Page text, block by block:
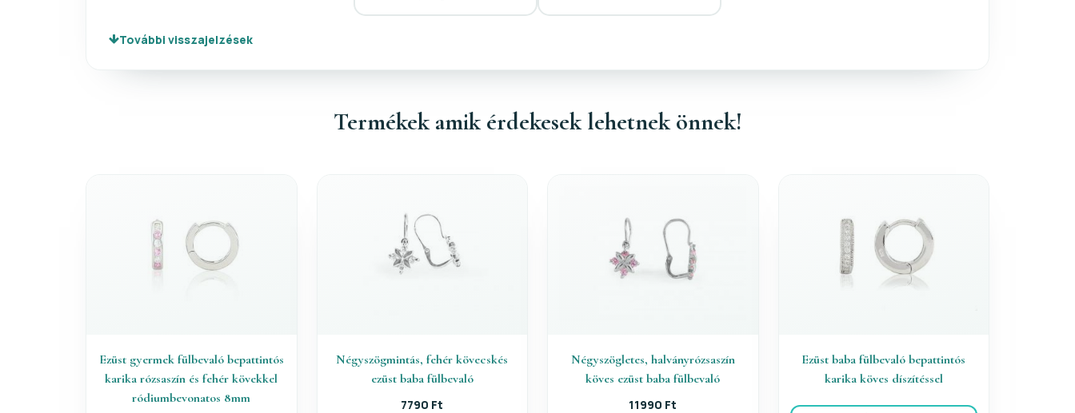
További visszajelzések
Termékek amik érdekesek lehetnek önnek!
Ezüst gyermek fülbevaló bepattintós
karika rózsaszín és fehér kövekkel
ródiumbevonatos 8mm
Négyszögmintás, fehér kövecskés
ezüst baba fülbevaló
7790 Ft
Négyszögletes, halványrózsaszín
köves ezüst baba fülbevaló
11990 Ft
Ezüst baba fülbevaló bepattintós
karika köves díszítéssel